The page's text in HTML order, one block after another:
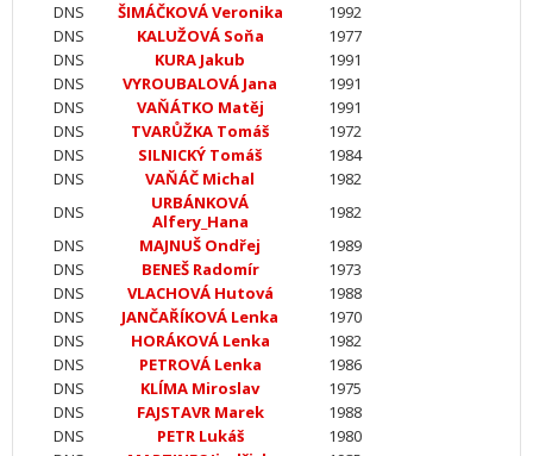
DNS
ŠIMÁČKOVÁ Veronika
1992
DNS
KALUŽOVÁ Soňa
1977
DNS
KURA Jakub
1991
DNS
VYROUBALOVÁ Jana
1991
DNS
VAŇÁTKO Matěj
1991
DNS
TVARŮŽKA Tomáš
1972
DNS
SILNICKÝ Tomáš
1984
DNS
VAŇÁČ Michal
1982
DNS
URBÁNKOVÁ
Alfery_Hana
1982
DNS
MAJNUŠ Ondřej
1989
DNS
BENEŠ Radomír
1973
DNS
VLACHOVÁ Hutová
1988
DNS
JANČAŘÍKOVÁ Lenka
1970
DNS
HORÁKOVÁ Lenka
1982
DNS
PETROVÁ Lenka
1986
DNS
KLÍMA Miroslav
1975
DNS
FAJSTAVR Marek
1988
DNS
PETR Lukáš
1980